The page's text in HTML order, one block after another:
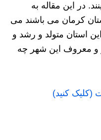
در این مقاله به
کرمان می باشند می
استان متولد و رشد و
و معروف این شهر چه
کنید)